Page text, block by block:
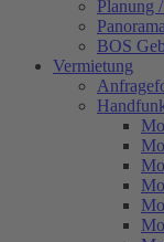
Planung
BOS
Vermietung